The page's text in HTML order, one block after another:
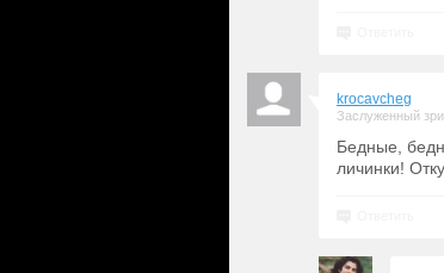
krocavcheg
Заслуженный
Бедные,
личинки!